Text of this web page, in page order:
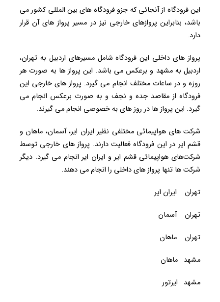
این فرودگاه از آنجائی که جزو فرودگاه های بین المللی کشور می
باشد، بنابراین پروازهای خارجی نیز در مسیر پرواز های آن قرار
دارد.
پرواز های داخلی این فرودگاه شامل مسیرهای اردبیل به تهران،
اردبیل به مشهد و برعکس می باشد. این پرواز ها به صورت هر
روزه و در ساعات مختلف انجام می گیرد. پرواز های خارجی این
فرودگاه از مقاصد جده و نجف و به صورت برعکس انجام می
گیرد. این پرواز ها در روز های به خصوصی انجام می گیرند.
شرکت های هواپیمائی مختلفی نظیر ایران ایر، آسمان، ماهان و
قشم ایر در این فرودگاه فعالیت دارند. پرواز های خارجی توسط
شرکت‌های هواپیمائی قشم ایر و ایران ایر انجام می گیرد. دیگر
شرکت ها تنها پرواز های داخلی را انجام می دهند.
تهران ایران ایر
تهران آسمان
تهران ماهان
مشهد ماهان
مشهد ایرتور